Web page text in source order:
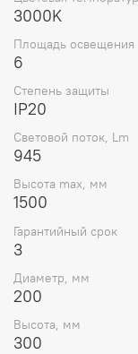
3000K
Площадь освещения
6
Степень защиты
IP20
Световой поток, Lm
945
Высота max, мм
1500
Гарантийный срок
3
Диаметр, мм
200
Высота, мм
300